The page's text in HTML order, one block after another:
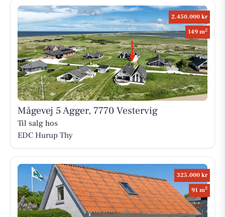
2.450.000 kr
149 m2
Mågevej 5 Agger, 7770 Vestervig
Til salg hos
EDC Hurup Thy
325.000 kr
91 m2